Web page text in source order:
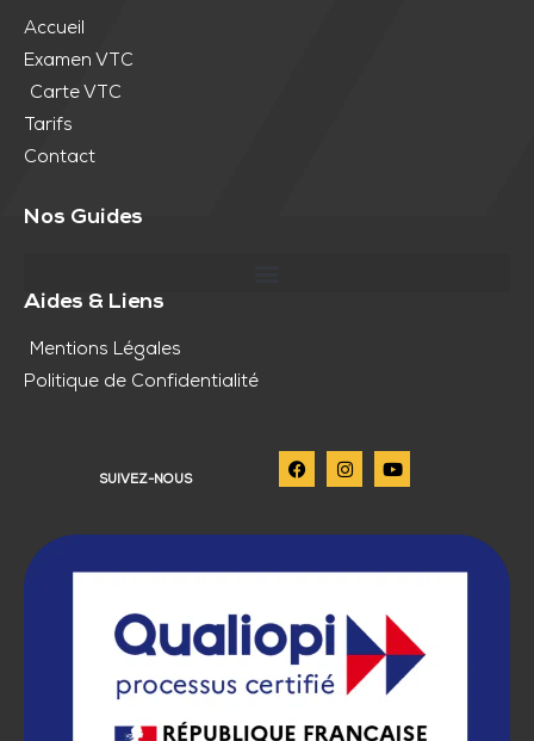
Accueil
Examen VTC
Carte VTC
Tarifs
Contact
Nos Guides
Aides & Liens
Mentions Légales
Politique de Confidentialité
SUIVEZ-NOUS